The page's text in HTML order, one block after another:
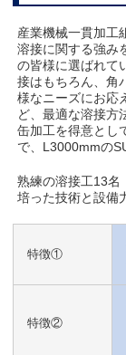
産業機械一貫加工
溶接に関する強み
の皆様に選ばれて
接はもちろん、角
様なニーズにお応
ど、最適な溶接方
缶加工を得意とし
で、L3000mmの
熟練の溶接工13名
培った技術と設備
特徴①
特徴②